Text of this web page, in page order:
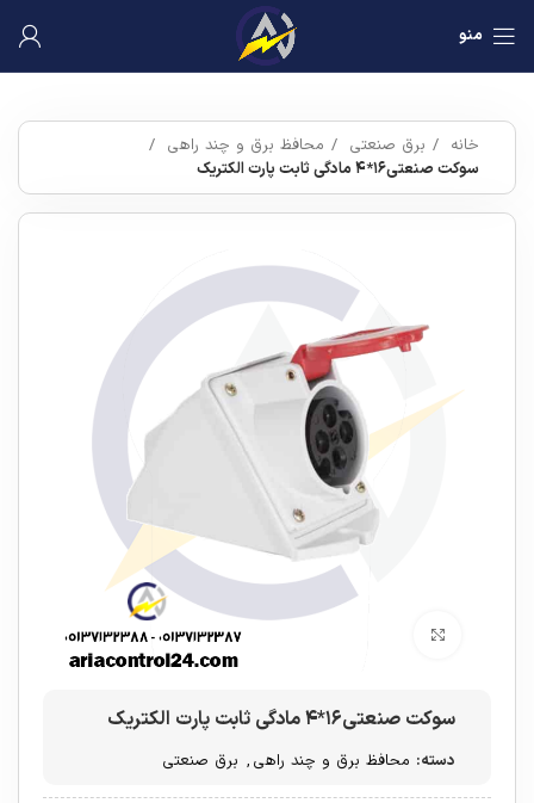
منو
خانه برق صنعتی
محافظ برق و چند راهی
سوکت صنعتی۱۶*۴ مادگی ثابت پارت الکتریک
سوکت صنعتی۱۶*۴ مادگی ثابت پارت الکتریک
دسته: محافظ برق و چند راهی , برق صنعتی